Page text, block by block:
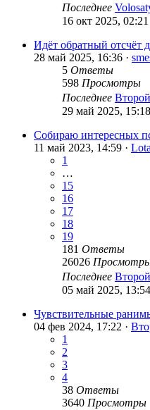
Последнее
16 окт 2025, 02:21
Идёт обратный отсчёт
28 май 2025, 16:36 ·
5 Ответы
598 Просмотры
Последнее
29 май 2025, 15:18
Собираю интересных
11 май 2023, 14:59 ·
1
…
15
16
17
18
19
181 Ответы
26026
Последнее
05 май 2025, 13:54
Чувствительные
04 фев 2024, 17:22 ·
1
2
3
4
38 Ответы
3640 Просмотры